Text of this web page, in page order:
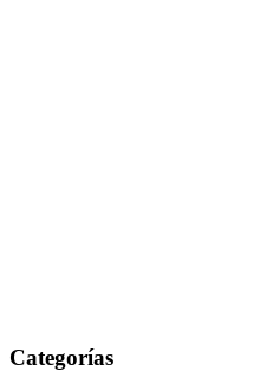
Categorías